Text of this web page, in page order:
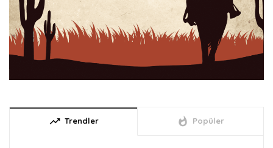
trending_up Trendler whatshot Popüler